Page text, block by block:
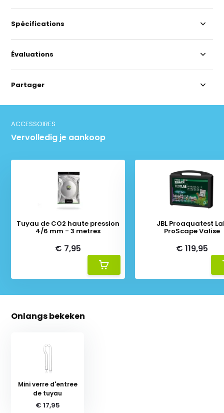
Spécifications
Évaluations
Partager
ACCESSOIRES
Vervolledig je aankoop
Tuyau de CO2 haute pression
4/6 mm - 3 metres
€ 7,95
JBL Proaquatest
ProScape Valise
€ 119,95
Onlangs bekeken
Mini verre d'entree
de tuyau
€ 17,95